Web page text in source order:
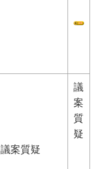
議案質疑
議
案
質
疑